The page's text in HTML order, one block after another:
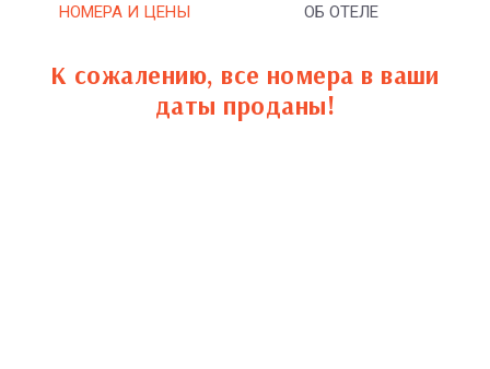
НОМЕРА И ЦЕНЫ ОБ ОТЕЛЕ
К сожалению, все номера в ваши
даты проданы!